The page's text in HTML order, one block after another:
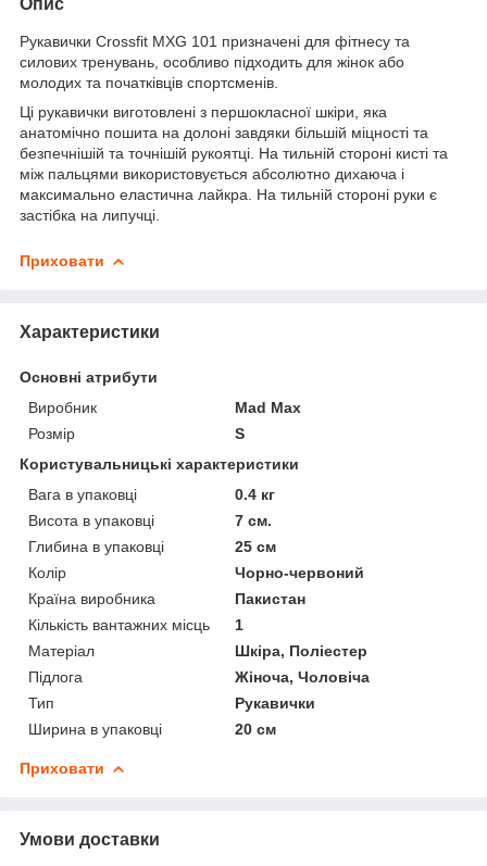
Рукавички Crossfit MXG 101 призначені для фітнесу та
силових тренувань, особливо підходить для жінок або
молодих та початківців спортсменів.
Ці рукавички виготовлені з першокласної шкіри, яка
анатомічно пошита на долоні завдяки більшій міцності та
безпечнішій та точнішій рукоятці. На тильній стороні кисті та
між пальцями використовується абсолютно дихаюча і
максимально еластична лайкра. На тильній стороні руки є
застібка на липучці.
Приховати
Характеристики
Основні атрибути
Виробник
Mad Max
Розмір
S
Користувальницькі характеристики
Вага в упаковці
0.4 кг
Висота в упаковці
7 см.
Глибина в упаковці
25 см
Колір
Чорно-червоний
Країна виробника
Пакистан
Кількість вантажних місць
1
Матеріал
Шкіра, Поліестер
Підлога
Жіноча, Чоловіча
Тип
Рукавички
Ширина в упаковці
20 см
Приховати
Умови доставки